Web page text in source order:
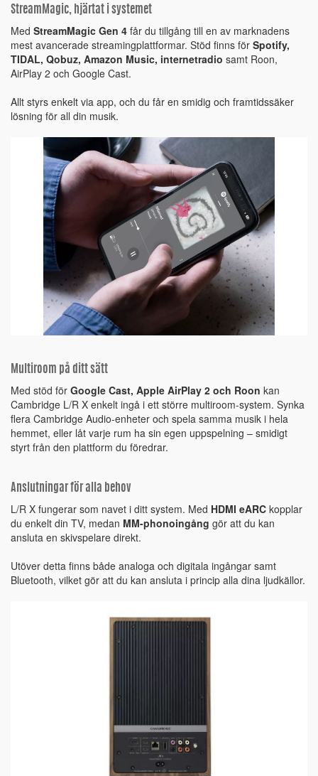
StreamMagic, hjärtat i systemet
Med StreamMagic Gen 4 får du tillgång till en av marknadens
mest avancerade streamingplattformar. Stöd finns för Spotify,
TIDAL, Qobuz, Amazon Music, internetradio samt Roon,
AirPlay 2 och Google Cast.
Allt styrs enkelt via app, och du får en smidig och framtidssäker
lösning för all din musik.
Multiroom på ditt sätt
Med stöd för Google Cast, Apple AirPlay 2 och Roon kan
Cambridge L/R X enkelt ingå i ett större multiroom-system. Synka
flera Cambridge Audio-enheter och spela samma musik i hela
hemmet, eller låt varje rum ha sin egen uppspelning – smidigt
styrt från den plattform du föredrar.
Anslutningar för alla behov
L/R X fungerar som navet i ditt system. Med HDMI eARC kopplar
du enkelt din TV, medan MM-phonoingång gör att du kan
ansluta en skivspelare direkt.
Utöver detta finns både analoga och digitala ingångar samt
Bluetooth, vilket gör att du kan ansluta i princip alla dina ljudkällor.